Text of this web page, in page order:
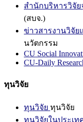
สำนักบริหารวิจัย
(สบจ.)
ข่าวสารงานวิจัย
นวัตกรรม
CU Social
CU-Daily
ทุนวิจัย
ทุนวิจัย ทุนวิจัย
ทุนวิจัยในประเท